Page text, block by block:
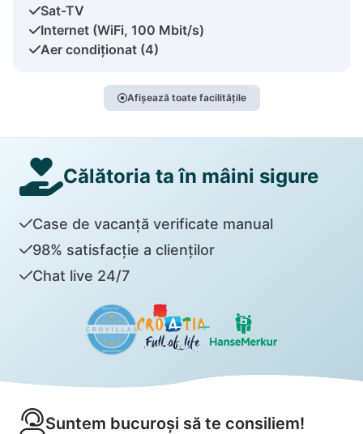
Sat-TV
Internet (WiFi, 100 Mbit/s)
Aer condiționat (4)
Afișează toate facilitățile
Călătoria ta în mâini sigure
Case de vacanță verificate manual
98% satisfacție a clienților
Chat live 24/7
Suntem bucuroși să te consiliem!